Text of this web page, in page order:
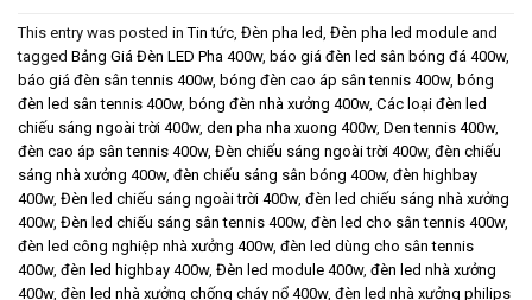
This entry was posted inTin tức, Đèn pha led, Đèn pha led module and
tagged Bảng Giá Đèn LED Pha 400w, báo giá đèn led sân bóng đá 400w,
báo giá đèn sân tennis 400w, bóng đèn cao áp sân tennis 400w, bóng
đèn led sân tennis 400w, bóng đèn nhà xưởng 400w, Các loại đèn led
chiếu sáng ngoài trời 400w, den pha nha xuong 400w, Den tennis 400w,
đèn cao áp sân tennis 400w, Đèn chiếu sáng ngoài trời 400w, đèn chiếu
sáng nhà xưởng 400w, đèn chiếu sáng sân bóng 400w, đèn highbay
400w, Đèn led chiếu sáng ngoài trời 400w, đèn led chiếu sáng nhà xưởng
400w, Đèn led chiếu sáng sân tennis 400w, đèn led cho sân tennis 400w,
đèn led công nghiệp nhà xưởng 400w, đèn led dùng cho sân tennis
400w, đèn led highbay 400w, Đèn led module 400w, đèn led nhà xưởng
400w, đèn led nhà xưởng chống cháy nổ 400w, đèn led nhà xưởng philips